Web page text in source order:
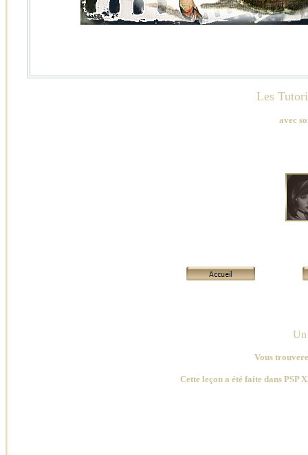
Les
avec
Un
Vous
Cette leçon a été faite dans PSP